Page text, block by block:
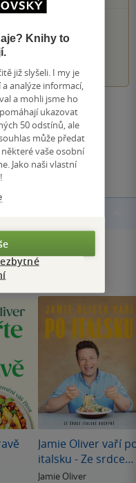
Jamie Oliver vaří
italsku - Ze srdce
italské kuchyně
Jamie Oliver
Knihy to
již slyšeli. I my je
analýze informací,
a mohli jsme ho
ukazovat
50 odstínů, ale
může předat
vaše osobní
Jako naši vlastní